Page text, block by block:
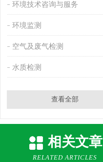
环境技术咨询与服务
环境监测
空气及废气检测
水质检测
查看全部
相关文章
RELATED ARTICLES